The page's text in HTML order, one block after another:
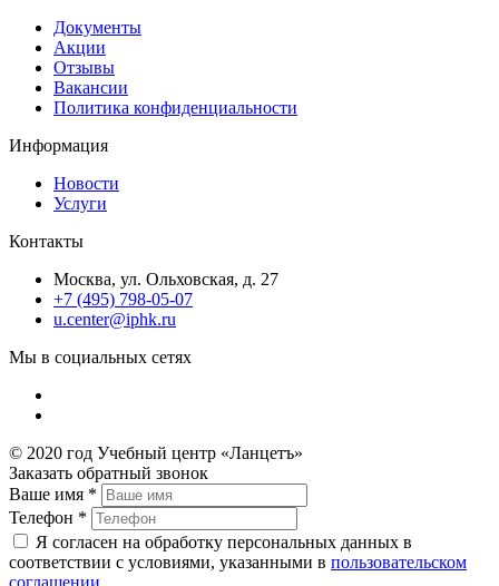
Документы
Акции
Отзывы
Вакансии
Политика конфиденциальности
Информация
Новости
Услуги
Контакты
Москва, ул. Ольховская, д. 27
+7 (495) 798-05-07
u.center@iphk.ru
Мы в социальных сетях
© 2020 год Учебный центр «Ланцетъ»
Заказать обратный звонок
Ваше имя *
Телефон *
Я согласен на обработку персональных данных в
соответствии с условиями, указанными в пользовательском
соглашении